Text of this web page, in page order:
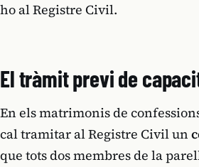
ho al Registre Civil.
El tràmit previ de
En els matrimonis de
cal tramitar al Registre Civil un
que tots dos membres de la